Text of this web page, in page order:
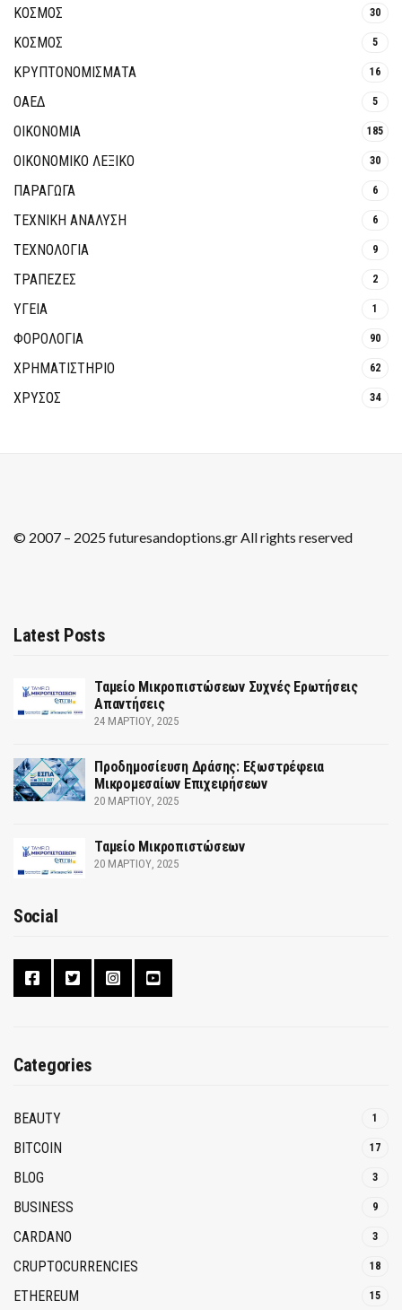
ΚΟΣΜΟΣ 30
ΚΟΣΜΟΣ 5
ΚΡΥΠΤΟΝΟΜΊΣΜΑΤΑ 16
ΟΑΕΔ 5
ΟΙΚΟΝΟΜΙΑ 185
ΟΙΚΟΝΟΜΙΚΟ ΛΕΞΙΚΟ 30
ΠΑΡΑΓΩΓΑ 6
ΤΕΧΝΙΚΗ ΑΝΑΛΥΣΗ 6
ΤΕΧΝΟΛΟΓΙΑ 9
ΤΡΆΠΕΖΕΣ 2
ΥΓΕΙΑ 1
ΦΟΡΟΛΟΓΙΑ 90
ΧΡΗΜΑΤΙΣΤΗΡΙΟ 62
ΧΡΥΣΟΣ 34
© 2007 – 2025 futuresandoptions.gr All rights reserved
Latest Posts
Ταμείο Μικροπιστώσεων Συχνές Ερωτήσεις
Απαντήσεις
24 ΜΑΡΤΊΟΥ, 2025
Προδημοσίευση Δράσης: Εξωστρέφεια
Μικρομεσαίων Επιχειρήσεων
20 ΜΑΡΤΊΟΥ, 2025
Ταμείο Μικροπιστώσεων
20 ΜΑΡΤΊΟΥ, 2025
Social
Categories
BEAUTY 1
BITCOIN 17
BLOG 3
BUSINESS 9
CARDANO 3
CRUPTOCURRENCIES 18
ETHEREUM 15